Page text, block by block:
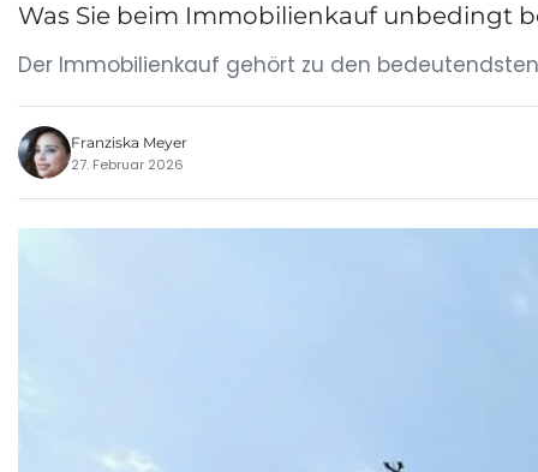
Was Sie beim Immobilienkauf unbedingt
Der Immobilienkauf gehört zu den
Franziska Meyer
27. Februar 2026